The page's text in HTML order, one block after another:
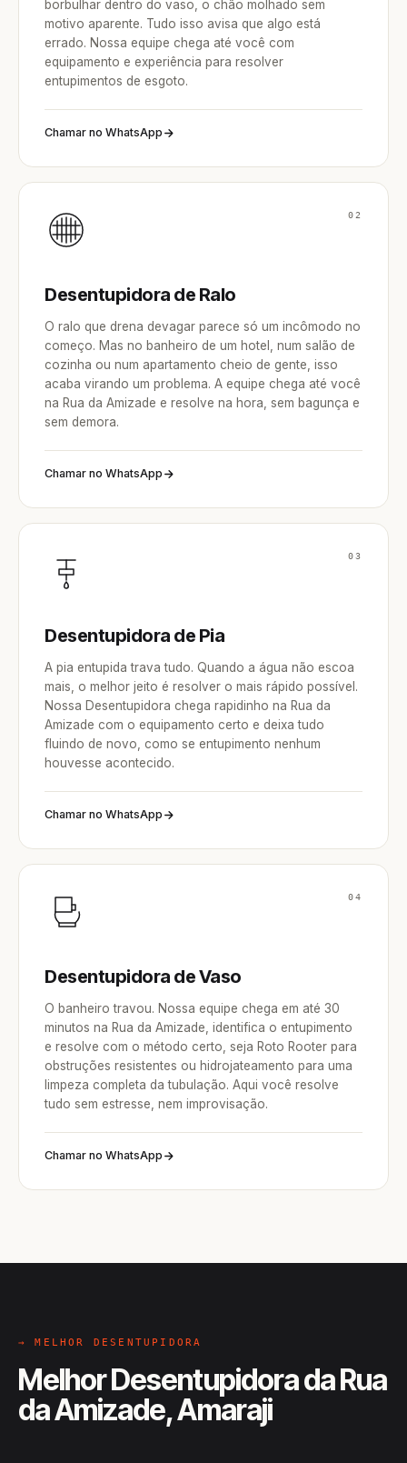
borbulhar dentro do vaso, o chão molhado sem
motivo aparente. Tudo isso avisa que algo está
errado. Nossa equipe chega até você com
equipamento e experiência para resolver
entupimentos de esgoto.
Chamar no WhatsApp
02
Desentupidora de Ralo
O ralo que drena devagar parece só um incômodo no
começo. Mas no banheiro de um hotel, num salão de
cozinha ou num apartamento cheio de gente, isso
acaba virando um problema. A equipe chega até você
na Rua da Amizade e resolve na hora, sem bagunça e
sem demora.
Chamar no WhatsApp
03
Desentupidora de Pia
A pia entupida trava tudo. Quando a água não escoa
mais, o melhor jeito é resolver o mais rápido possível.
Nossa Desentupidora chega rapidinho na Rua da
Amizade com o equipamento certo e deixa tudo
fluindo de novo, como se entupimento nenhum
houvesse acontecido.
Chamar no WhatsApp
04
Desentupidora de Vaso
O banheiro travou. Nossa equipe chega em até 30
minutos na Rua da Amizade, identifica o entupimento
e resolve com o método certo, seja Roto Rooter para
obstruções resistentes ou hidrojateamento para uma
limpeza completa da tubulação. Aqui você resolve
tudo sem estresse, nem improvisação.
Chamar no WhatsApp
→ MELHOR DESENTUPIDORA
Melhor Desentupidora da Rua
da Amizade, Amaraji